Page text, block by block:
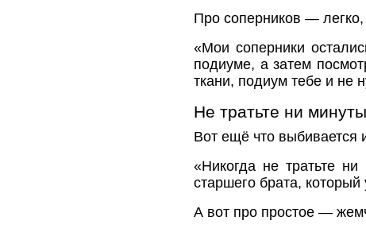
Про соперников — легко,
«Мои соперники
подиуме, а затем
ткани, подиум тебе и не
Не тратьте ни минуты
Вот ещё что выбивается
«Никогда не тратьте
старшего брата,
А вот про простое —